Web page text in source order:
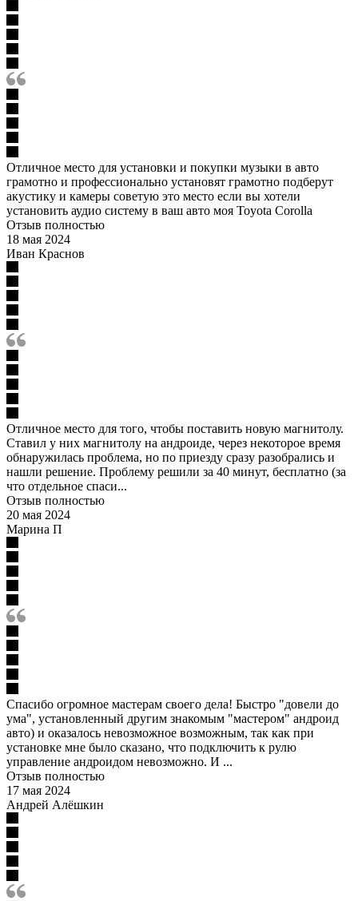
Отличное место для установки и покупки музыки в авто
грамотно и профессионально установят грамотно подберут
акустику и камеры советую это место если вы хотели
установить аудио систему в ваш авто моя Toyota Corolla
Отзыв полностью
18 мая 2024
Иван Краснов
Отличное место для того, чтобы поставить новую магнитолу.
Ставил у них магнитолу на андроиде, через некоторое время
обнаружилась проблема, но по приезду сразу разобрались и
нашли решение. Проблему решили за 40 минут, бесплатно (за
что отдельное спаси...
Отзыв полностью
20 мая 2024
Марина П
Спасибо огромное мастерам своего дела! Быстро "довели до
ума", установленный другим знакомым "мастером" андроид
авто) и оказалось невозможное возможным, так как при
установке мне было сказано, что подключить к рулю
управление андроидом невозможно. И ...
Отзыв полностью
17 мая 2024
Андрей Алёшкин